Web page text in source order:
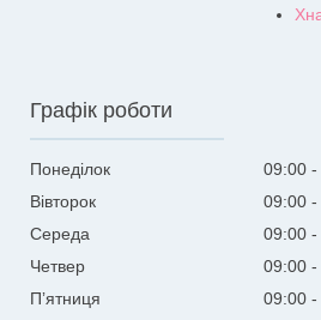
Графік роботи
Понеділок 09:00
Вівторок
09:00
Середа
09:00
Четвер
09:00
Пʼятниця
09:00